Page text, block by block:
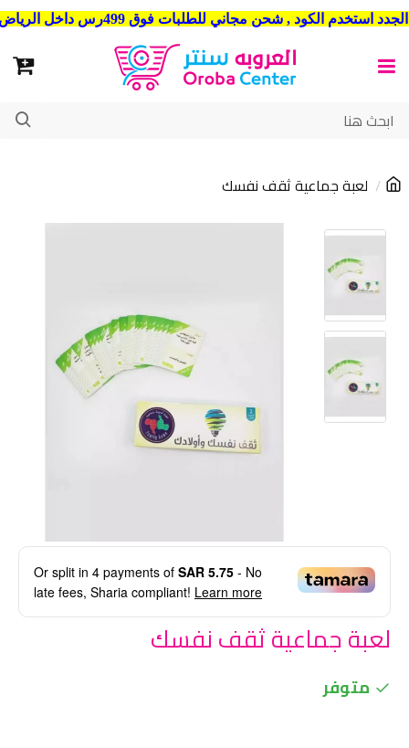
شحن مجاني للطلبات فوق 499رس داخل الرياض . وشحن الي جميع مدن المملكة العربية السعودية
لعبة جماعية ثقف نفسك
Or split in 4 payments of SAR 5.75 - No
late fees, Sharia compliant! Learn more
لعبة جماعية ثقف نفسك
متوفر